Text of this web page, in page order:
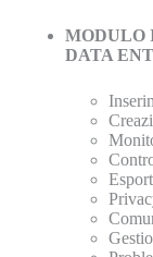
MODULO
DATA